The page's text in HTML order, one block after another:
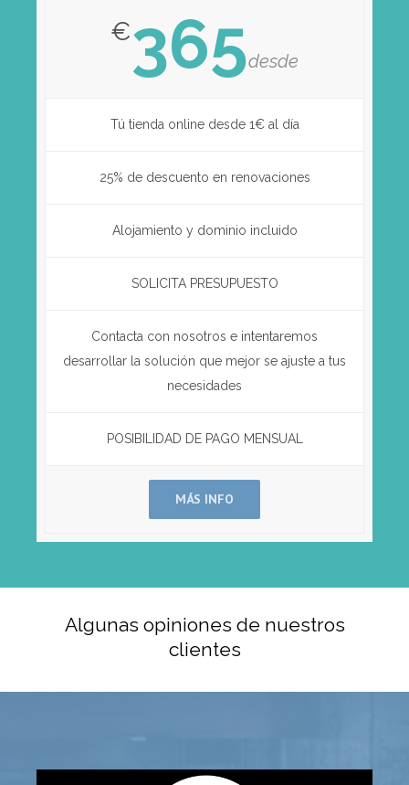
€365desde
Tú tienda online desde 1€ al día
25% de descuento en renovaciones
Alojamiento y dominio incluido
SOLICITA PRESUPUESTO
Contacta con nosotros e intentaremos
desarrollar la solución que mejor se ajuste a tus
necesidades
POSIBILIDAD DE PAGO MENSUAL
MÁS INFO
Algunas opiniones de nuestros
clientes